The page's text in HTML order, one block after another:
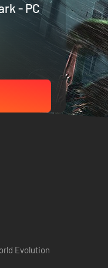
- PC
Evolution